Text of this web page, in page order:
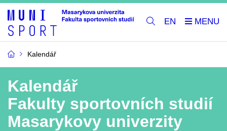
EN
Kalendář
Kalendář
Fakulty sportovních studií
Masarykovy univerzity